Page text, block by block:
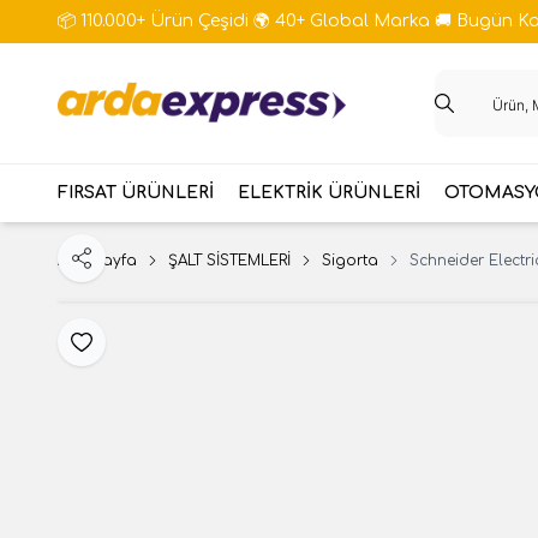
📦 110.000+ Ürün Çeşidi 🌍 40+ Global Marka 🚚 Bugün
FIRSAT ÜRÜNLERİ ELEKTRİK ÜRÜNLERİ
Ana Sayfa ŞALT SİSTEMLERİ Sigorta Schneider
Favoriye Ekle
Paylaş